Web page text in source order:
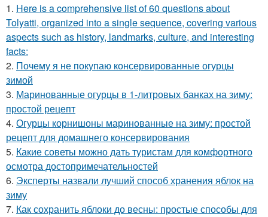
1. Here is a comprehensive list of 60 questions about
Tolyatti, organized into a single sequence, covering various
aspects such as history, landmarks, culture, and interesting
facts:
2. Почему я не покупаю консервированные огурцы
зимой
3. Маринованные огурцы в 1-литровых банках на зиму:
простой рецепт
4. Огурцы корнишоны маринованные на зиму: простой
рецепт для домашнего консервирования
5. Какие советы можно дать туристам для комфортного
осмотра достопримечательностей
6. Эксперты назвали лучший способ хранения яблок на
зиму
7. Как сохранить яблоки до весны: простые способы для